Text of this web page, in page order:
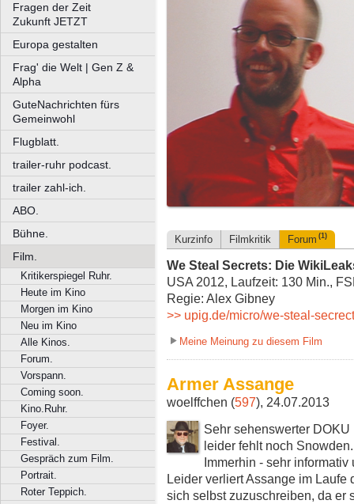
Fragen der Zeit
Zukunft JETZT
Europa gestalten
Frag' die Welt | Gen Z &
Alpha
GuteNachrichten fürs
Gemeinwohl
Flugblatt.
trailer-ruhr podcast.
trailer zahl-ich.
ABO.
Bühne.
Film.
Kritikerspiegel Ruhr.
Heute im Kino
Morgen im Kino
Neu im Kino
Alle Kinos.
Forum.
Vorspann.
Coming soon.
Kino.Ruhr.
Foyer.
Festival.
Gespräch zum Film.
Portrait.
Roter Teppich.
Kurzinfo Filmkritik Forum (1)
We Steal Secrets: Die
USA 2012, Laufzeit: 130 Min.,
Regie: Alex Gibney
>> upig.de/micro/we-steal-secrect
Meine Meinung zu diesem Film
Armer Assange
woelffchen (597), 24.07.2013
Sehr sehenswerter
leider fehlt noch Snowden.
Immerhin - sehr informativ
Leider verliert Assange im Laufe
sich selbst zuzuschreiben, da er